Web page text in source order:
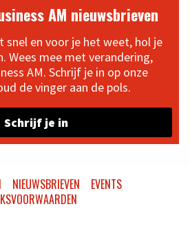
AM nieuwsbrieven
snel en voor je het weet, hol je
Wees mee met verandering,
AM. Schrijf je in op onze
de vinger aan de pols.
Schrijf je in
NIEUWSBRIEVEN
EVENTS